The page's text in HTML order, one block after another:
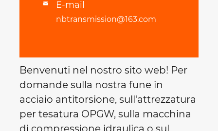
 E-mail
nbtransmission@163.com
Benvenuti nel nostro sito web! Per
domande sulla nostra fune in
acciaio antitorsione, sull'attrezzatura
per tesatura OPGW, sulla macchina